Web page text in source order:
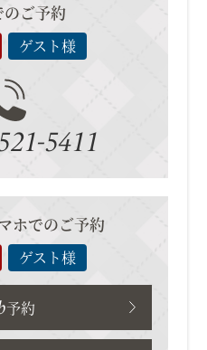
ご予約
ゲスト様
5411
ホでのご予約
ゲスト様
予約